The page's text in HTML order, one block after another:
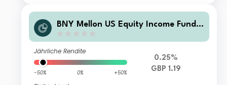
BNY Mellon US Equity Income Fund
Jährliche Rendite
-50% 0% +50%
0.25%
GBP 1.19